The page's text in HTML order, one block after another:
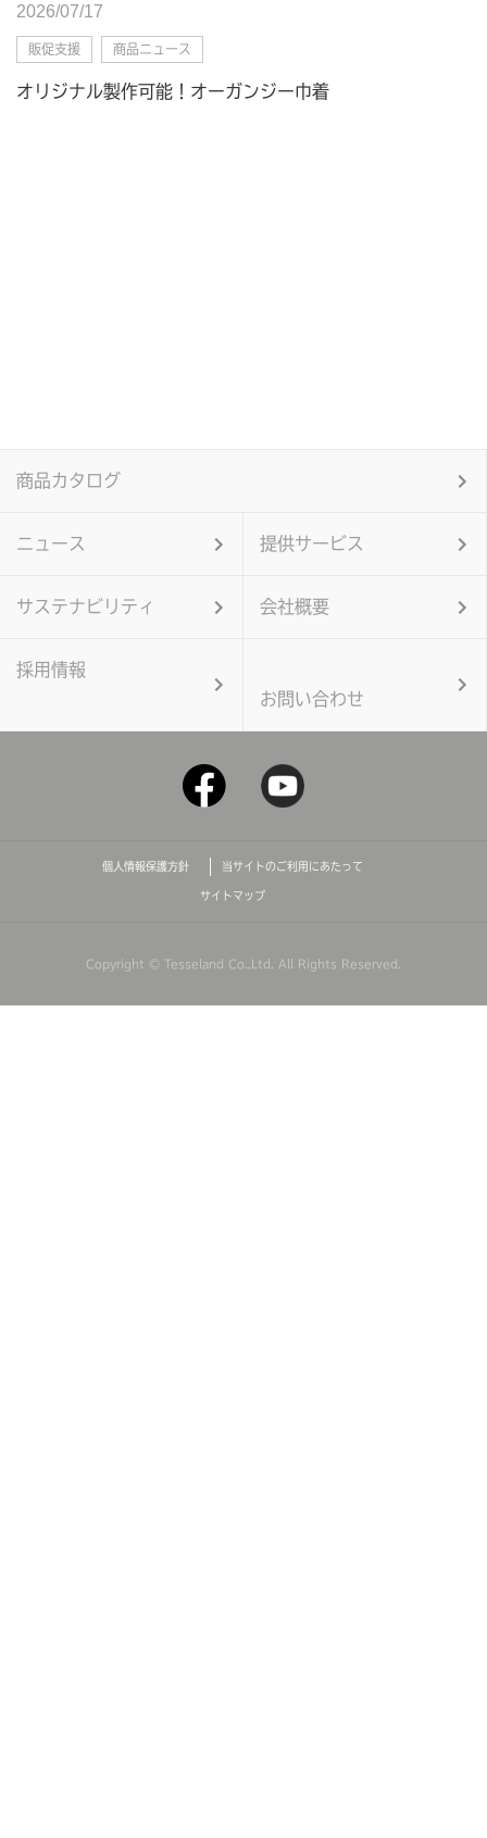
2026/07/17
販促支援 商品ニュース
オリジナル製作可能！オーガンジー巾着
商品カタログ
ニュース 提供サービス
サステナビリティ 会社概要
採用情報
お問い合わせ
個人情報保護方針 当サイトのご利用にあたって
サイトマップ
Copyright © Tesseland Co.,Ltd. All Rights Reserved.